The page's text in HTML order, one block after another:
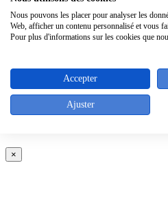
×
Nous pouvons les placer pour analyser les
Web, afficher un contenu personnalisé et vous
Pour plus d'informations sur les cookies que
Accepter
Ajuster